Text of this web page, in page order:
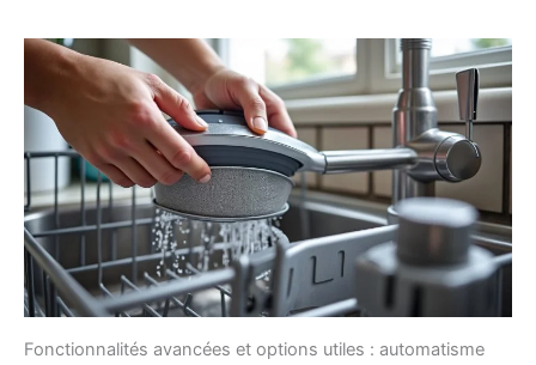
Fonctionnalités avancées et options utiles : automatisme